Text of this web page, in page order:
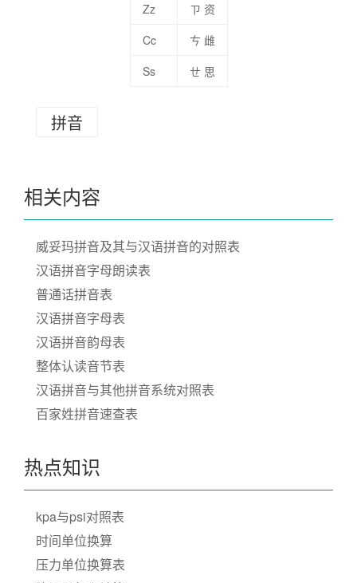
Zz
ㄗ 资
Cc
ㄘ 雌
Ss
ㄝ 思
拼音
相关内容
威妥玛拼音及其与汉语拼音的对照表
汉语拼音字母朗读表
普通话拼音表
汉语拼音字母表
汉语拼音韵母表
整体认读音节表
汉语拼音与其他拼音系统对照表
百家姓拼音速查表
热点知识
kpa与psi对照表
时间单位换算
压力单位换算表